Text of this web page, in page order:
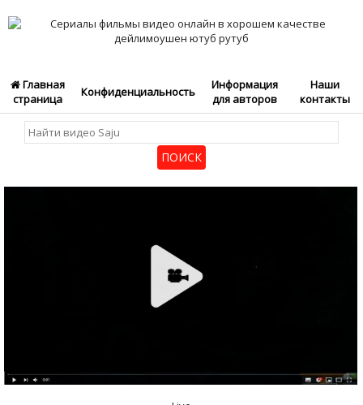
Главная
страница
Конфиденциальность
Информация
для авторов
Наши
контакты